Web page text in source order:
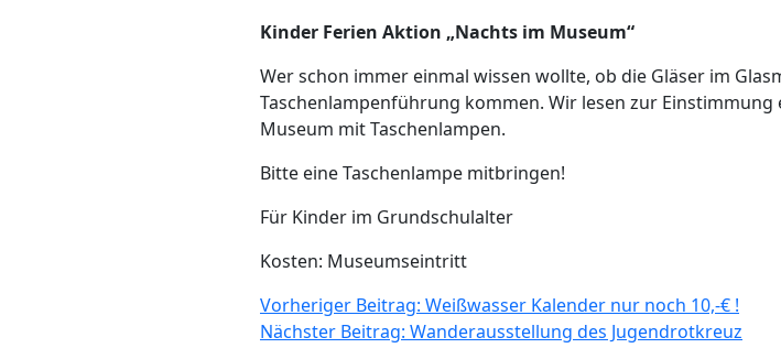
Kinder Ferien Aktion „Nachts im Museum“
Wer schon immer einmal wissen wollte, ob die Gläser im
Taschenlampenführung kommen. Wir lesen zur
Museum mit Taschenlampen.
Bitte eine Taschenlampe mitbringen!
Für Kinder im Grundschulalter
Kosten: Museumseintritt
Beitragsnavigation
Vorheriger Beitrag: Weißwasser Kalender nur noch 10,-€ !
Nächster Beitrag: Wanderausstellung des Jugendrotkreuz